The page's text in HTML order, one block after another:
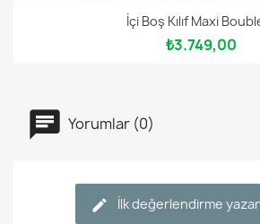
İçi Boş Kılıf Maxi
₺3.749,00
Yorumlar (0)
İlk değerlendirme